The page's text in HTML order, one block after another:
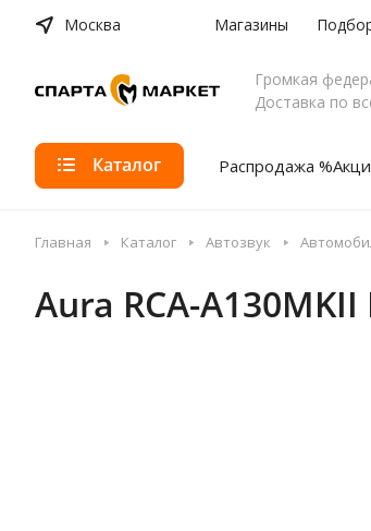
Москва Магазины
Громкая
Доставка по
Каталог Распродажа %
Главная Каталог Автозвук
Aura RCA-